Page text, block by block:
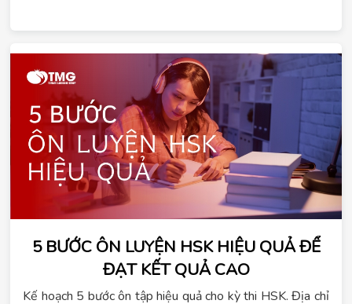
5 BƯỚC ÔN LUYỆN HSK HIỆU QUẢ ĐỂ
ĐẠT KẾT QUẢ CAO
Kế hoạch 5 bước ôn tập hiệu quả cho kỳ thi HSK. Địa chỉ